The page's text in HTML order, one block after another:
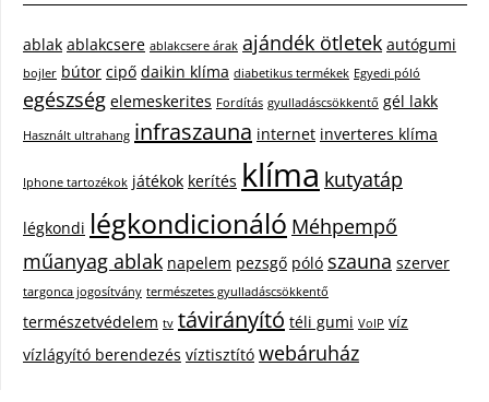
ablak ablakcsere ablakcsere árak ajándék ötletek autógumi
bojler bútor cipő daikin klíma diabetikus termékek Egyedi póló
egészség elemeskerites Fordítás gyulladáscsökkentő gél lakk
Használt ultrahang infraszauna internet inverteres klíma
Iphone tartozékok játékok kerítés klíma kutyatáp
légkondi légkondicionáló Méhpempő
műanyag ablak napelem pezsgő póló szauna szerver
targonca jogosítvány természetes gyulladáscsökkentő
természetvédelem tv távirányító téli gumi VoIP víz
vízlágyító berendezés víztisztító webáruház